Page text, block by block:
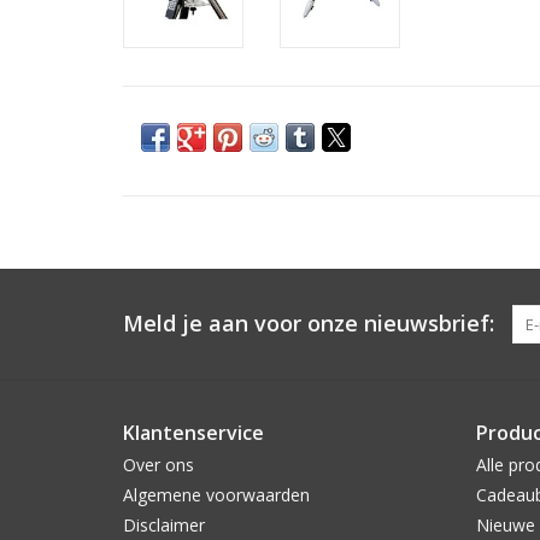
Meld je aan voor onze nieuwsbrief:
Klantenservice
Over ons
Algemene voorwaarden
Disclaimer
Alle